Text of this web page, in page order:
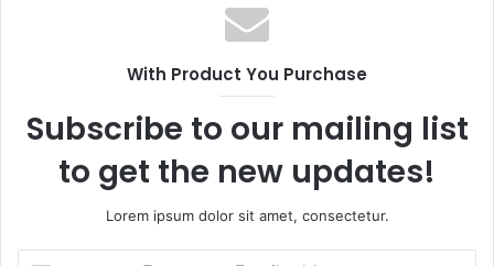
With Product You Purchase
Subscribe to our mailing list
to get the new updates!
Lorem ipsum dolor sit amet, consectetur.